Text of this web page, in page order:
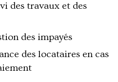
des travaux et des
des impayés
des locataires en cas